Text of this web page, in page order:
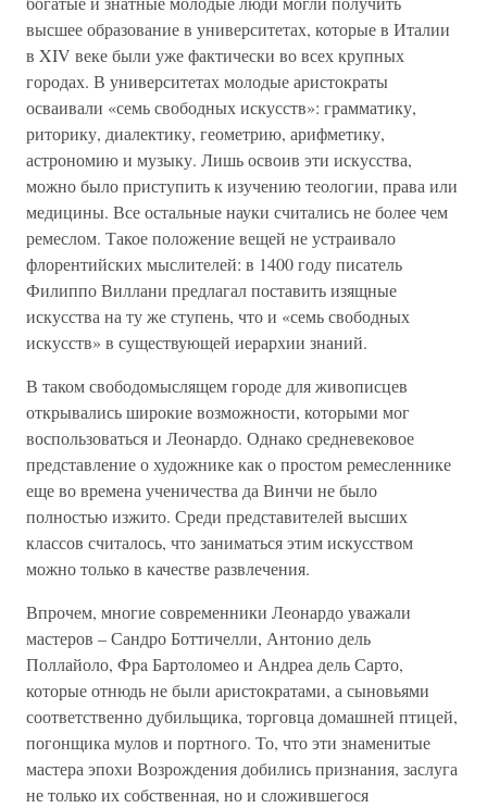
высшее образование в университетах, которые в Италии
в XIV веке были уже фактически во всех крупных
городах. В университетах молодые аристократы
осваивали «семь свободных искусств»: грамматику,
риторику, диалектику, геометрию, арифметику,
астрономию и музыку. Лишь освоив эти искусства,
можно было приступить к изучению теологии, права или
медицины. Все остальные науки считались не более чем
ремеслом. Такое положение вещей не устраивало
флорентийских мыслителей: в 1400 году писатель
Филиппо Виллани предлагал поставить изящные
искусства на ту же ступень, что и «семь свободных
искусств» в существующей иерархии знаний.
В таком свободомыслящем городе для живописцев
открывались широкие возможности, которыми мог
воспользоваться и Леонардо. Однако средневековое
представление о художнике как о простом ремесленнике
еще во времена ученичества да Винчи не было
полностью изжито. Среди представителей высших
классов считалось, что заниматься этим искусством
можно только в качестве развлечения.
Впрочем, многие современники Леонардо уважали
мастеров – Сандро Боттичелли, Антонио дель
Поллайоло, Фpa Бартоломео и Андреа дель Сарто,
которые отнюдь не были аристократами, а сыновьями
соответственно дубильщика, торговца домашней птицей,
погонщика мулов и портного. То, что эти знаменитые
мастера эпохи Возрождения добились признания, заслуга
не только их собственная, но и сложившегося